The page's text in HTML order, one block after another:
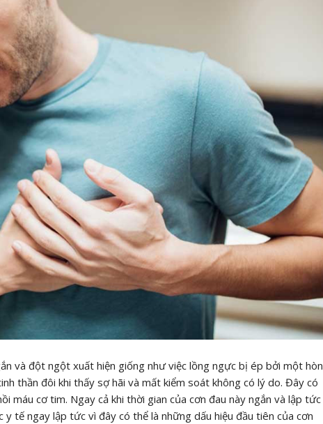
và đột ngột xuất hiện giống như việc lồng ngực bị ép bởi một hòn
thần đôi khi thấy sợ hãi và mất kiểm soát không có lý do. Đây có
máu cơ tim. Ngay cả khi thời gian của cơn đau này ngắn và lập tức
y tế ngay lập tức vì đây có thể là những dấu hiệu đầu tiên của cơn